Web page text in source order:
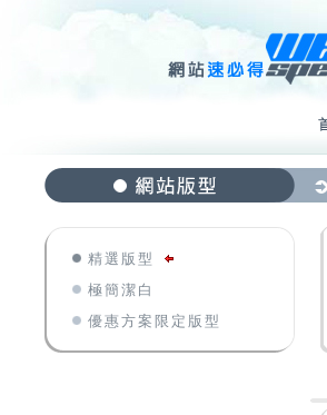
精選版型
極簡潔白
優惠方案限定版型